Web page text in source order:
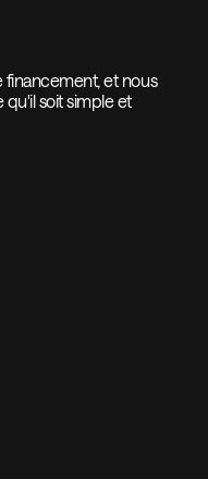
financement, et nous
soit simple et